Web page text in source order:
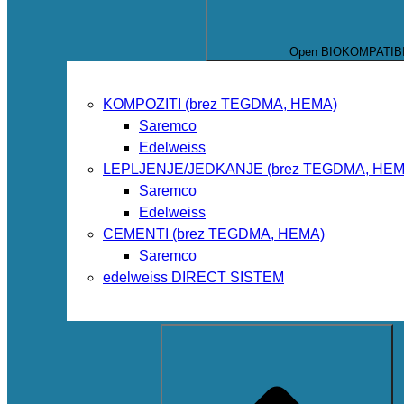
Open
KOMPOZITI (brez TEGDMA, HEMA)
Saremco
Edelweiss
LEPLJENJE/JEDKANJE (brez TEGDMA,
Saremco
Edelweiss
CEMENTI (brez TEGDMA, HEMA)
Saremco
edelweiss DIRECT SISTEM